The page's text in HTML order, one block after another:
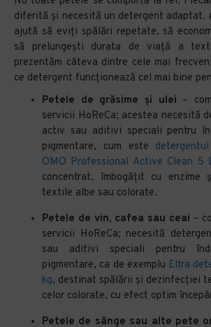
diferită și necesită un detergent adaptat.
ajută să eviți spălări repetate, să
să prelungești durata de viață a
prezentăm câteva dintre cele mai
ce detergent funcționează cel mai bine
Petele de grăsime și ulei –
servicii HoReCa; acestea necesită
activ sau aditivi speciali pentru
pigmentare, cum este
OMO Professional Active Clean 5
concentrat, îmbogăţit cu enzime
textile albe sau colorate.
Petele de vin, cafea sau ceai –
servicii HoReCa; necesită
sau aditivi speciali pentru
pigmentare, ca de exemplu Eltra
kg, destinat spălării și dezinfecției
celor colorate, cu efect optim
Petele de sânge sau alte pete